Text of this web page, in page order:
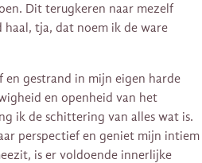
Dit terugkeren naar mezelf
tja, dat noem ik de ware
en gestrand in mijn eigen harde
en openheid van het
ik de schittering van alles wat is.
perspectief en geniet mijn intiem
is er voldoende innerlijke